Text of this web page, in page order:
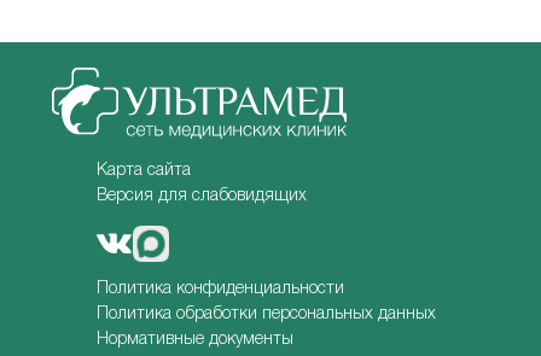
Карта сайта
Версия для слабовидящих
Политика конфиденциальности
Политика обработки персональных данных
Нормативные документы